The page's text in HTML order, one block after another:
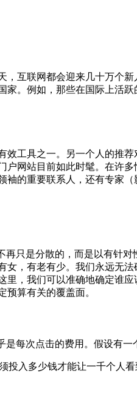
互联网都会迎来几十万个
。例如，那些在国际上活
工具之一。另一个人的推
网站目前如此时髦。在许
的重要联系人，还有专家（
再只是分散的，而是以有针
，有老有少。我们永远无
，我们可以准确地确定谁
算有关的覆盖面。
每次点击的费用。假设有
投入多少钱才能让一千个人